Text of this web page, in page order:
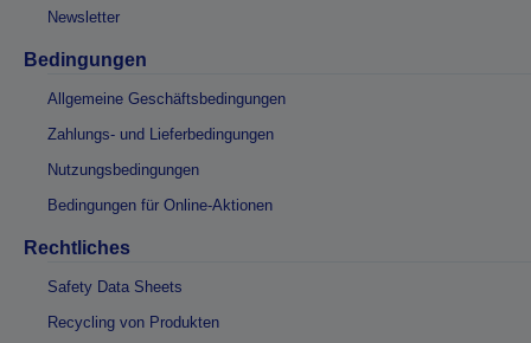
Newsletter
Bedingungen
Allgemeine Geschäftsbedingungen
Zahlungs- und Lieferbedingungen
Nutzungsbedingungen
Bedingungen für Online-Aktionen
Rechtliches
Safety Data Sheets
Recycling von Produkten